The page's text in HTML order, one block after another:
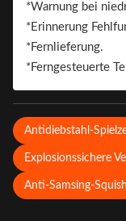
*Warnung bei
*Erinnerung
*Fernlieferung.
*Ferngesteuerte
Antidiebstahl-
Explosionssichere
Anti-Samsing-